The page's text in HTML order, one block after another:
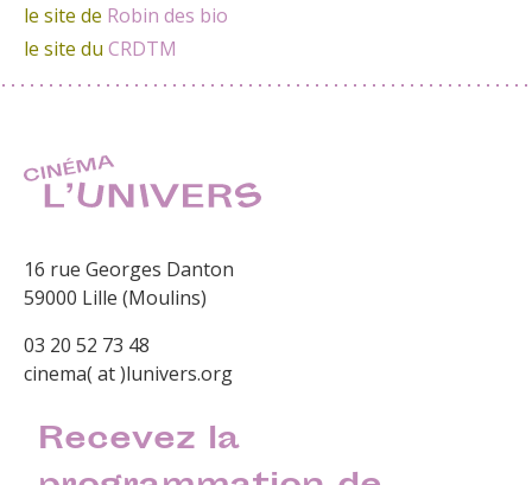
le site de Robin des bio
le site du CRDTM
16 rue Georges Danton
59000 Lille (Moulins)
03 20 52 73 48
cinema( at )lunivers.org
Recevez la